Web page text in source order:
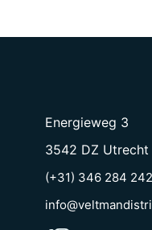
Energieweg 3
3542 DZ Utrecht
(+31) 346 284 242